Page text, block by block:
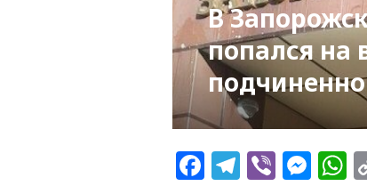
В
попался на
Facebook
Viber